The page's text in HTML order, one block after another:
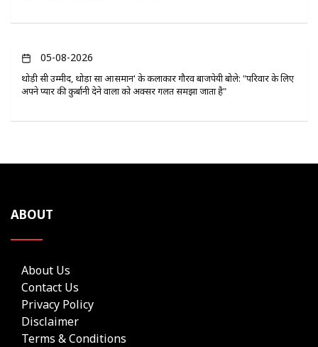
05-08-2026
थोड़ी सी उम्मीद, थोड़ा सा आसमान' के कलाकार गौरव बाजपेयी बोले: "परिवार के लिए
अपने प्यार की कुर्बानी देने वालों को अक्सर गलत समझा जाता है"
ABOUT
About Us
Contact Us
Privacy Policy
Disclaimer
Terms & Conditions